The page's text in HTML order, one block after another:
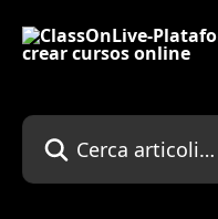
Cerca articoli…